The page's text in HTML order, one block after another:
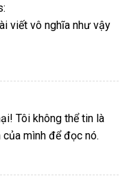
viết vô nghĩa như vậy
Tôi không thể tin là
mình để đọc nó.